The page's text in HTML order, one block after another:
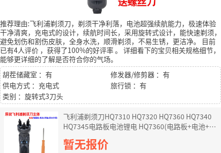
推荐理由:飞利浦剃须刀，剃须干净利落，电池超强续航能力，极速体验
干净清爽，充电式的设计，续航时间长，采用旋转式设计，能快速剃须，
避免划伤和割伤皮肤，全身水洗，顺滑剃须，不易生锈，更洁净。
目前
已有4人评价 ，获得了100%的好评率。 详细看下的宝贝相关规格细节，
能够更详细的了解是否符合你的气场。
胡茬储藏室 ：有
修发器/修剪器 ：有
供电方式 ：充电式
旅行锁 ：有
类别 ：旋转式3刀头
飞利浦剃须刀HQ7310 HQ7320 HQ7360 HQ7340
HQ7345电路板电池锂电 HQ7360(电路板+电池+马
达
暂无报价